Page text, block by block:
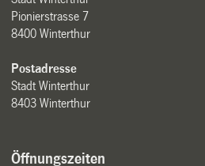
Pionierstrasse 7
8400 Winterthur
Postadresse
Stadt Winterthur
8403 Winterthur
Öffnungszeiten